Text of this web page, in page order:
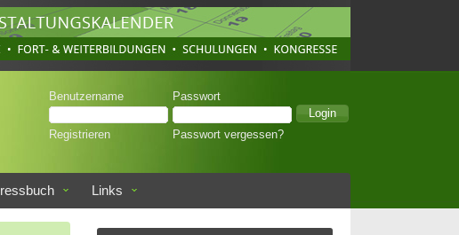
Benutzername Passwort
Registrieren Passwort vergessen?
Links